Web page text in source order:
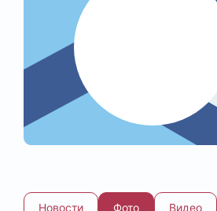
Новости Фото Видео